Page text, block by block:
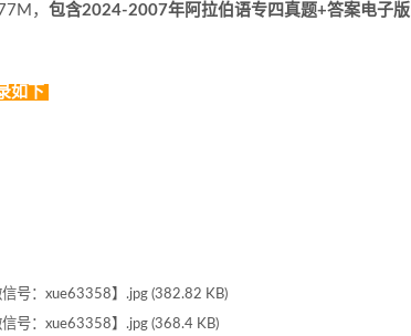
， 包含2024-2007年阿拉伯语专四真题+答案电子版
如下
号：xue63358】.jpg (382.82 KB)
号：xue63358】.jpg (368.4 KB)